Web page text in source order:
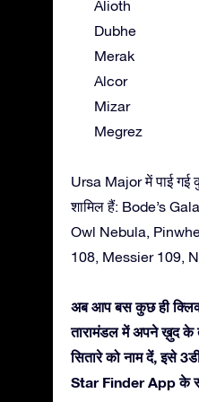
Alioth
Dubhe
Merak
Alcor
Mizar
Megrez
Ursa Major में पाई गई
शामिल हैं: Bode’s
Owl Nebula,
108, Messier 109,
अब आप बस कुछ ही
तारामंडल में अपने ख़ुद के
सितारे को नाम दें, इसे
Star Finder App के